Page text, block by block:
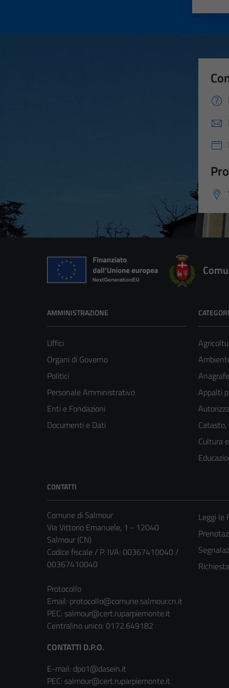
AMMINISTRAZIONE
Uffici
Organi di Governo
Politici
Personale Amministrativo
Enti e Fondazioni
Documenti e Dati
Appalti
Catasto,
Cultura
CONTATTI
Comune di Salmour
Via Vittorio Emanuele, 1 - 12040
Salmour (CN)
Codice fiscale / P. IVA: 00367410040 /
00367410040
Protocollo
Email: protocollo@comune.salmour.cn.it
PEC: salmour@cert.ruparpiemonte.it
Centralino unico: 0172.649182
CONTATTI D.P.O.
E-mail: dpo1@dasein.it
PEC: salmour@cert.ruparpiemonte.it
Leggi le